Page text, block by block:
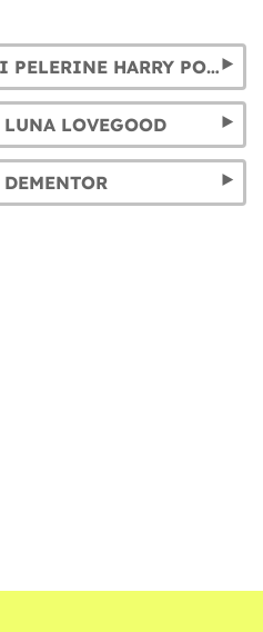
TUNICI ȘI PELERINE HARRY POTTER: GRYFFINDOR, SLYTHERIN, RAVENCLAW Y HUFFLEPUFF
LUNA LOVEGOOD